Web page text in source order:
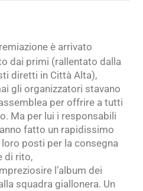
è arrivato
dai primi (rallentato dalla
diretti in Città Alta),
gli organizzatori stavano
per offrire a tutti
Ma per lui i responsabili
fatto un rapidissimo
posti per la consegna
di rito,
l’album dei
squadra giallonera. Un